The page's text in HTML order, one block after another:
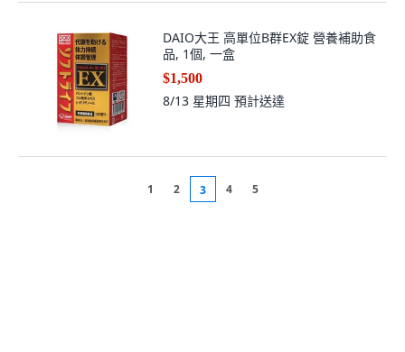
DAIO大王 高單位B群EX錠 營養補助食
品, 1個, 一盒
$1,500
8/13 星期四 預計送達
1 2 3 4 5